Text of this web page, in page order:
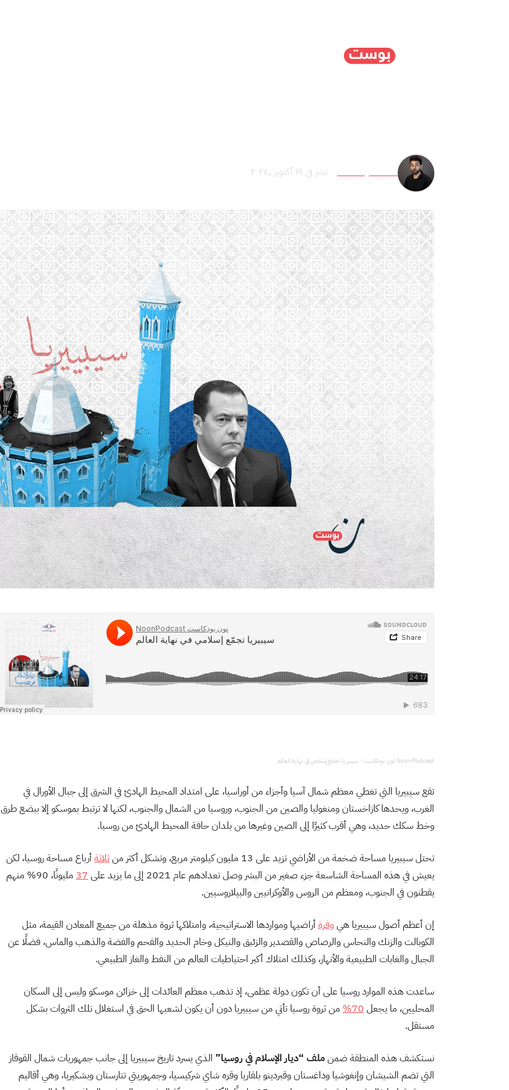
أحمد سيف النصر نشر في ١٩ أكتوبر ,٢٠٢٤
NoonPodcast نون بودكاست · سيبيريا تجمّع إسلامي في نهاية العالم
تقع سيبيريا التي تغطي معظم شمال آسيا وأجزاء من أوراسيا، على امتداد المحيط الهادئ في الشرق إلى جبال الأورال في
الغرب، ويحدها كازاخستان ومنغوليا والصين من الجنوب، وروسيا من الشمال والجنوب، لكنها لا ترتبط بموسكو إلا ببضع طرق
وخط سكك حديد، وهي أقرب كثيرًا إلى الصين وغيرها من بلدان حافة المحيط الهادئ من روسيا.
تحتل سيبيريا مساحة ضخمة من الأراضي تزيد على 13 مليون كيلومتر مربع، وتشكل أكثر من ثلاثةأرباع مساحة روسيا، لكن
يعيش في هذه المساحة الشاسعة جزء صغير من البشر وصل تعدادهم عام 2021 إلى ما يزيد على
37
مليونًا، 90% منهم
يقطنون في الجنوب، ومعظم من الروس والأوكرانيين والبيلاروسيين.
إن أعظم أصول سيبيريا هيوفرةأراضيها ومواردها الاستراتيجية، وامتلاكها ثروة مذهلة من جميع المعادن القيمة، مثل
الكوبالت والزنك والنحاس والرصاص والقصدير والزئبق والنيكل وخام الحديد والفحم والفضة والذهب والماس، فضلًا عن
الجبال والغابات الطبيعية والأنهار، وكذلك امتلاك أكبر احتياطيات العالم من النفط والغاز الطبيعي.
ساعدت هذه الموارد روسيا على أن تكون دولة عظمى، إذ تذهب معظم العائدات إلى خزائن موسكو وليس إلى السكان
المحليين، ما يجعل 70%
من ثروة روسيا تأتي من سيبيريا دون أن يكون لشعبها الحق في استغلال تلك الثروات بشكل
مستقل.
نستكشف هذه المنطقة ضمنملف “ديار الإسلام في روسيا” الذي يسرد تاريخ سيبيريا إلى جانب جمهوريات شمال القوقاز
التي تضم الشيشان وإنغوشيا وداغستان وقبردينو بلقاريا وقره شاي شركيسيا، وجمهوريتي تتارستان وبشكيريا، وهي أقاليم